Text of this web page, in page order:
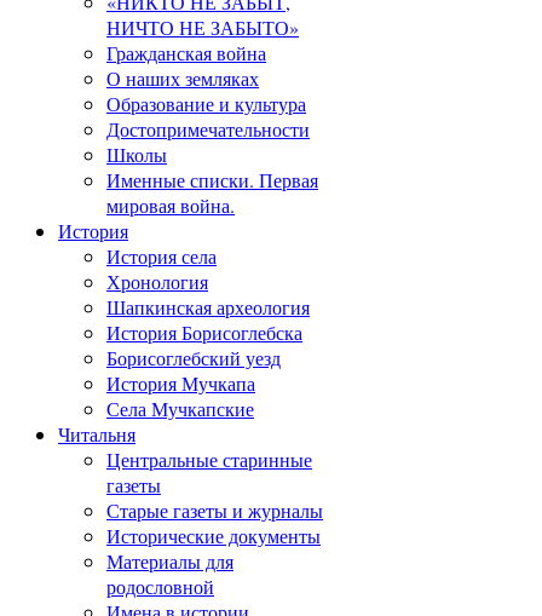
НИЧТО НЕ ЗАБЫТО»
Гражданская война
О наших земляках
Образование и культура
Достопримечательности
Школы
Именные списки. Первая
мировая война.
История
История села
Хронология
Шапкинская археология
История Борисоглебска
Борисоглебский уезд
История Мучкапа
Села Мучкапские
Читальня
Центральные старинные
газеты
Старые газеты и журналы
Исторические документы
Материалы для
родословной